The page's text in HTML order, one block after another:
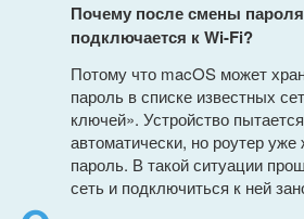
Почему после смены
подключается к Wi-Fi?
Потому что macOS может
пароль в списке известных
ключей». Устройство
автоматически, но роутер
пароль. В такой ситуации
сеть и подключиться к ней